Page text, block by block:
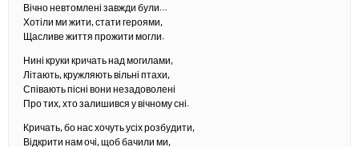
Вічно невтомлені завжди були…
Хотіли ми жити, стати героями,
Щасливе життя прожити могли.
Нині круки кричать над могилами,
Літають, кружляють вільні птахи,
Співають пісні вони незадоволені
Про тих, хто залишився у вічному сні.
Кричать, бо нас хочуть усіх розбудити,
Відкрити нам очі, щоб бачили ми,